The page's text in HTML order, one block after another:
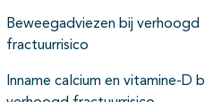
Beweegadviezen bij verhoogd
fractuurrisico
Inname calcium en vitamine-D